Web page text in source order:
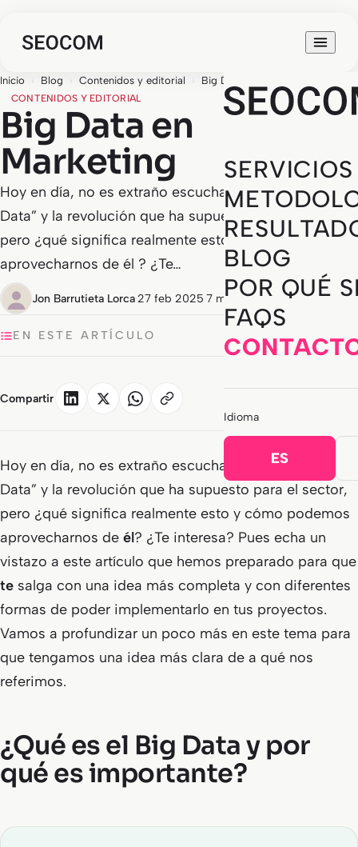
SERVICIOS
BLOG
POR QUÉ
FAQS
Idioma
ES
Inicio › Blog › Contenidos y editorial ›
Big Data en Marketing
CONTENIDOS Y EDITORIAL
Big Data en
Marketing
Hoy en día, no es extraño escuchar sobre el “Big
Data” y la revolución que ha supuesto para el sector,
pero ¿qué significa realmente esto y cómo podemos
aprovecharnos de él ? ¿Te…
Jon Barrutieta Lorca·27 feb 2025·7 min de lectura
EN ESTE ARTÍCULO
Compartir
Hoy en día, no es extraño escuchar sobre el “Big
Data” y la revolución que ha supuesto para el sector,
pero ¿qué significa realmente esto y cómo podemos
aprovecharnos de él? ¿Te interesa? Pues echa un
vistazo a este artículo que hemos preparado para que
te salga con una idea más completa y con diferentes
formas de poder implementarlo en tus proyectos.
Vamos a profundizar un poco más en este tema para
que tengamos una idea más clara de a qué nos
referimos.
¿Qué es el Big Data y por
qué es importante?